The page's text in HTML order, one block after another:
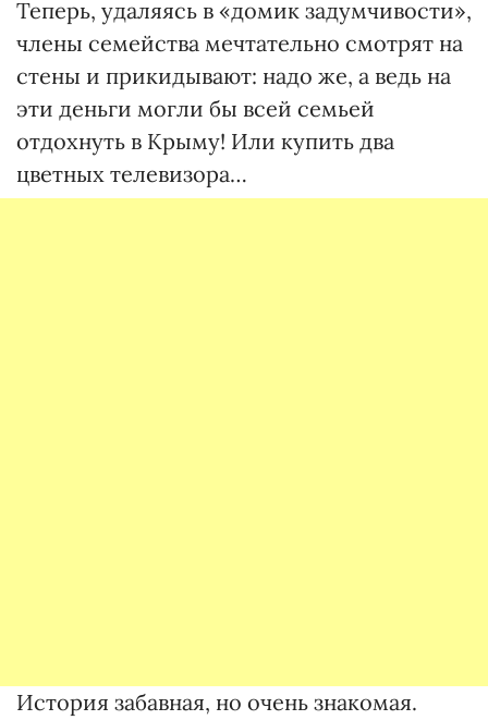
Теперь, удаляясь в «домик задумчивости»,
члены семейства мечтательно смотрят на
стены и прикидывают: надо же, а ведь на
эти деньги могли бы всей семьей
отдохнуть в Крыму! Или купить два
цветных телевизора…
История забавная, но очень знакомая.